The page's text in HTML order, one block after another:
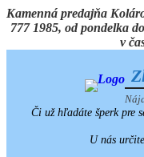
Preskočiť
na
Kamenná predajňa
777 1985, od pondelka
v
Či už hľadáte šperk pre
U nás